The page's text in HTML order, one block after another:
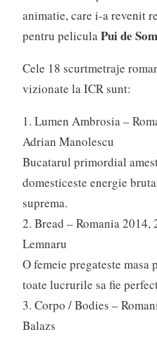
animatie, care i-a revenit
pentru peliculaPui de
Cele 18 scurtmetraje
vizionate la ICR sunt:
1. Lumen Ambrosia –
Adrian Manolescu
Bucatarul primordial
domesticeste energie
suprema.
2. Bread – Romania
Lemnaru
O femeie pregateste
toate lucrurile sa fie
3. Corpo / Bodies –
Balazs